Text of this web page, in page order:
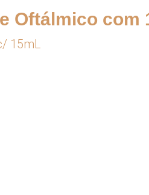
Oftálmico com
15mL